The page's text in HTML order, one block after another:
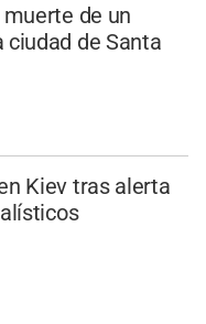
de un
ciudad de Santa
Kiev tras alerta